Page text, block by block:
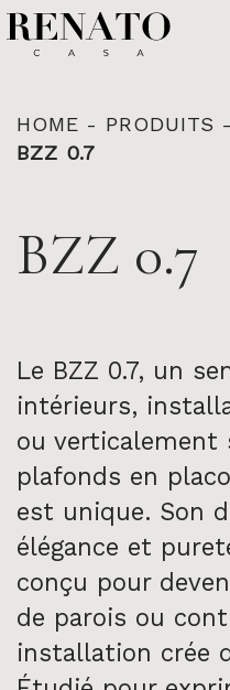
Français
English
HOME - PRODUITS -
BZZ 0.7
BZZ 0.7
Le BZZ 0.7, un
intérieurs,
ou verticalement
plafonds en
est unique. Son
élégance et
conçu pour
de parois ou
installation crée